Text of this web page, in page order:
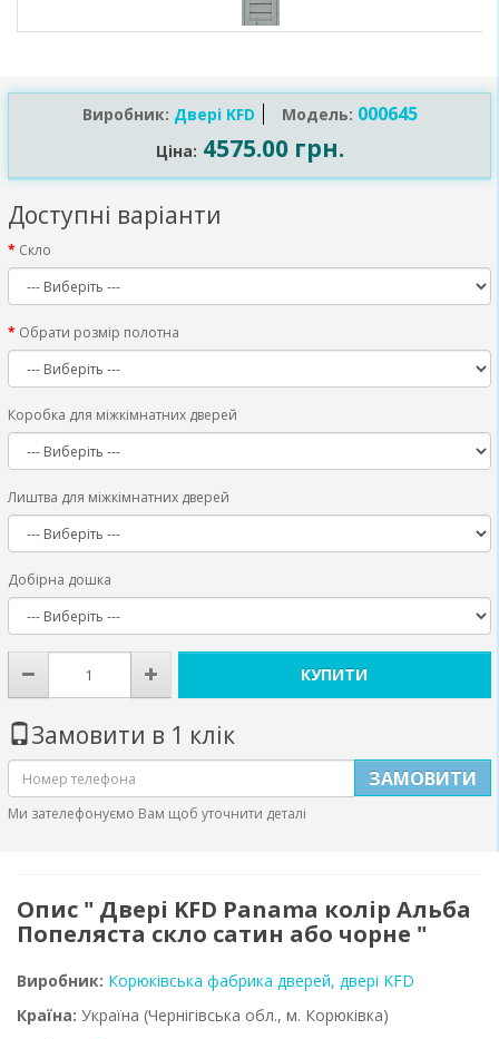
Виробник: Двері KFD Модель: 000645
Ціна: 4575.00 грн.
Доступні варіанти
Скло
Обрати розмір полотна
Коробка для міжкімнатних дверей
Лиштва для міжкімнатних дверей
Добірна дошка
КУПИТИ
Замовити в 1 клік
ЗАМОВИТИ
Ми зателефонуємо Вам щоб уточнити деталі
Опис " Двері KFD Panama колір Альба
Попеляста скло сатин або чорне "
Виробник: Корюківська фабрика дверей, двері KFD
Країна: Україна (Чернігівська обл., м. Корюківка)